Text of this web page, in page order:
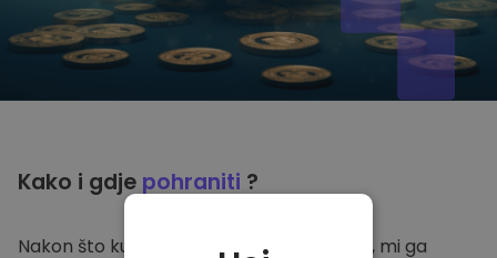
Kako i gdje pohraniti ?
Nakon što kupite na Kriptomat platformi , mi ga